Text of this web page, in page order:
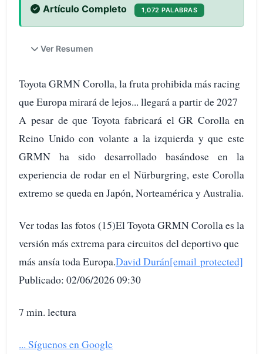
Artículo Completo 1,072 PALABRAS
Ver Resumen
Toyota GRMN Corolla, la fruta prohibida más racing
que Europa mirará de lejos... llegará a partir de 2027
A pesar de que Toyota fabricará el GR Corolla en
Reino Unido con volante a la izquierda y que este
GRMN ha sido desarrollado basándose en la
experiencia de rodar en el Nürburgring, este Corolla
extremo se queda en Japón, Norteamérica y Australia.
Ver todas las fotos (15)El Toyota GRMN Corolla es la
versión más extrema para circuitos del deportivo que
más ansía toda Europa.David Durán[email protected]
Publicado: 02/06/2026 09:30
7 min. lectura
... Síguenos en Google